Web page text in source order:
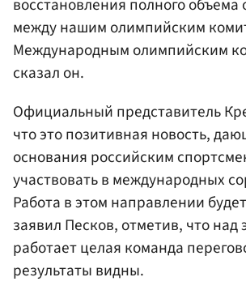
восстановления полного
между нашим олимпийским
Международным олимпийским
сказал он.
Официальный представитель
что это позитивная новость,
основания российским
участвовать в международных
Работа в этом направлении
заявил Песков, отметив, что
работает целая команда
результаты видны.